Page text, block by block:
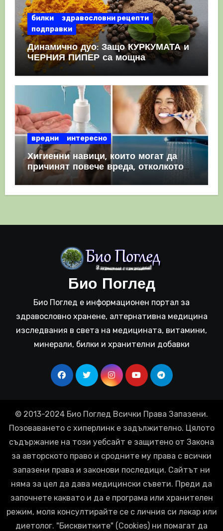
билки
здравословни рецепти
подправки
Динамично дуо: Защо КУРКУМАТА и
ЧЕРНИЯ ПИПЕР са мощна
комбинация
вредни интересно
Хигиенни навици, които могат да
причинят повече вреда, отколкото
полза
Био Поглед
Био Поглед е информационен портал за
здравословно хранене, алтернативна медицина
изследвания в света на медицината, витамини,
минерали, билки и хранителни добавки
© 2013-2024 Био Поглед Всички Права Запазени.
Позоваването с хиперлинк е задължително. Цялото
съдържание на този уебсайт е защитено от Закона
за авторското право и сродните му права с всички
запазени права и законови последици. Сайтът ни
няма за цел да дава медицински съвети. Преди да
започнете каквато и да е програма или хранителен
режим, моля консултирайте се с личния си лекар или
диетолог. "Бисквитките" (Cookies) ни помагат да